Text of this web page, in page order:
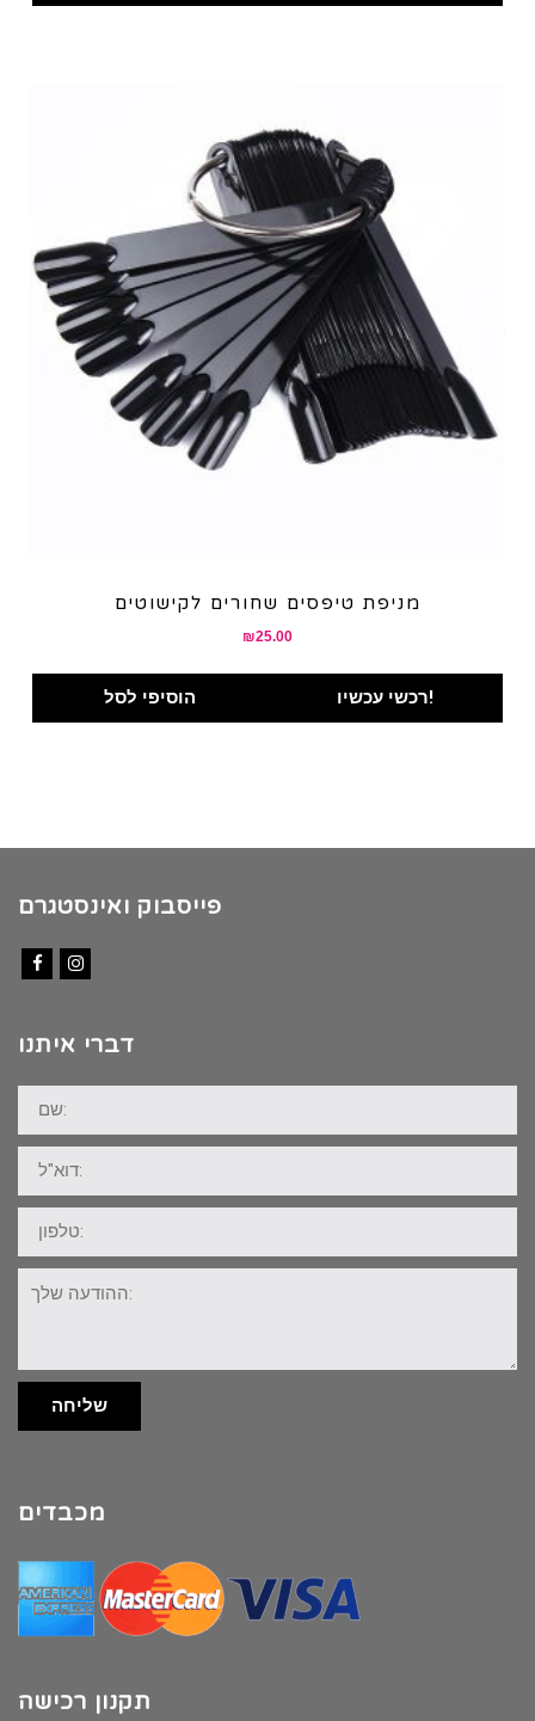
מניפת טיפסים שחורים לקישוטים
₪25.00
הוסיפי לסל רכשי עכשיו!
פייסבוק ואינסטגרם
דברי איתנו
שם:
דוא"ל:
טלפון:
ההודעה
שלך:
שליחה
מכבדים
תקנון רכישה